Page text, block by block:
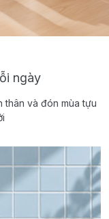
ngày
thân và đón mùa tựu